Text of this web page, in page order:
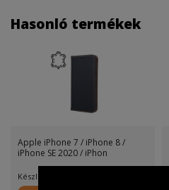
Hasonló termékek
Apple iPhone 7 / iPhone 8 /
iPhone SE 2020 / iPhon
Készletinfó: